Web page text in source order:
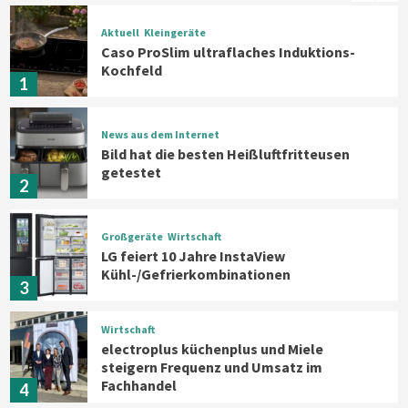
1
Aktuell Kleingeräte
Caso ProSlim ultraflaches Induktions-
Kochfeld
2
News aus dem Internet
Bild hat die besten Heißluftfritteusen
getestet
3
Großgeräte Wirtschaft
LG feiert 10 Jahre InstaView
Kühl-/Gefrierkombinationen
4
Wirtschaft
electroplus küchenplus und Miele
steigern Frequenz und Umsatz im
Fachhandel